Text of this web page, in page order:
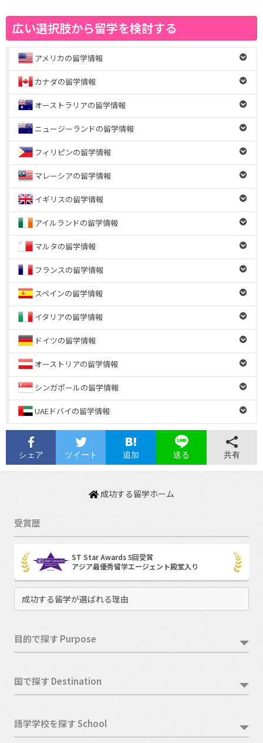
広い選択肢から留学を検討する
アメリカの留学情報
カナダの留学情報
オーストラリアの留学情報
ニュージーランドの留学情報
フィリピンの留学情報
マレーシアの留学情報
イギリスの留学情報
アイルランドの留学情報
マルタの留学情報
フランスの留学情報
スペインの留学情報
イタリアの留学情報
ドイツの留学情報
オーストリアの留学情報
シンガポールの留学情報
UAEドバイの留学情報
シェア ツイート 追加 送る 共有
成功する留学ホーム
受賞歴
ST Star Awards 5回受賞
アジア最優秀留学エージェント殿堂入り
成功する留学が選ばれる理由
目的で探す Purpose
国で探す Destination
語学学校を探す School